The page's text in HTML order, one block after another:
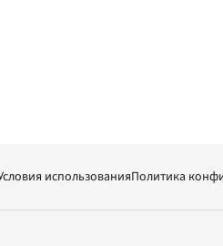
использованияПолитика